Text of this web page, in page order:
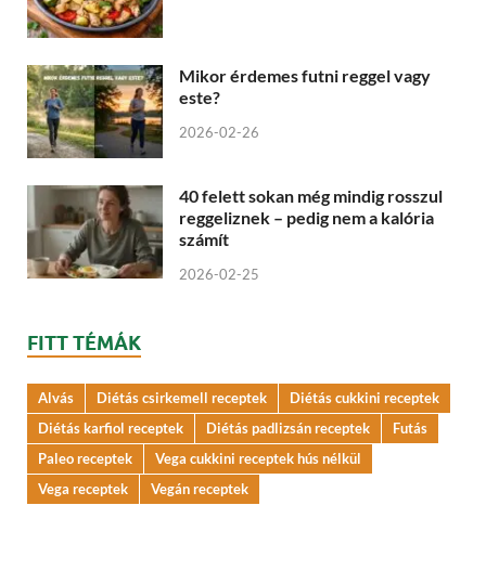
Mikor érdemes futni reggel vagy
este?
2026-02-26
40 felett sokan még mindig rosszul
reggeliznek – pedig nem a kalória
számít
2026-02-25
FITT TÉMÁK
Alvás Diétás csirkemell receptek
Diétás cukkini receptek
Diétás karfiol receptek
Diétás padlizsán receptek
Futás
Paleo receptek
Vega cukkini receptek hús nélkül
Vega receptek
Vegán receptek